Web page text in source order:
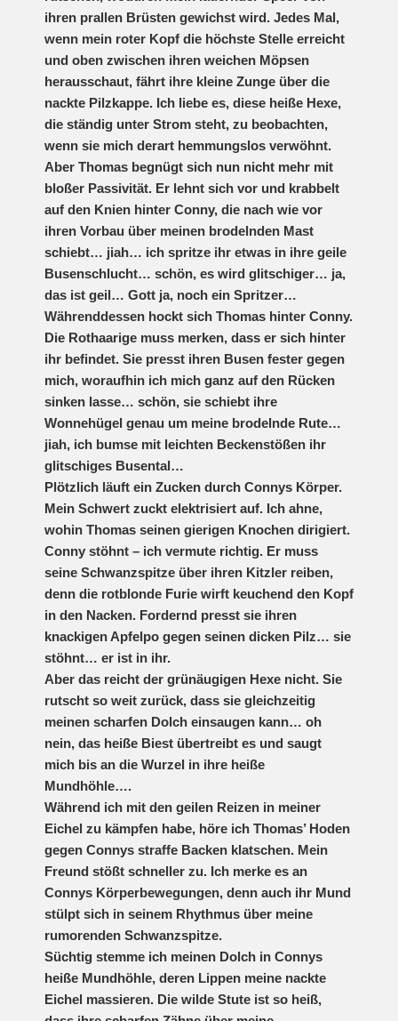
ihren prallen Brüsten gewichst wird. Jedes Mal,
wenn mein roter Kopf die höchste Stelle erreicht
und oben zwischen ihren weichen Möpsen
herausschaut, fährt ihre kleine Zunge über die
nackte Pilzkappe. Ich liebe es, diese heiße Hexe,
die ständig unter Strom steht, zu beobachten,
wenn sie mich derart hemmungslos verwöhnt.
Aber Thomas begnügt sich nun nicht mehr mit
bloßer Passivität. Er lehnt sich vor und krabbelt
auf den Knien hinter Conny, die nach wie vor
ihren Vorbau über meinen brodelnden Mast
schiebt… jiah… ich spritze ihr etwas in ihre geile
Busenschlucht… schön, es wird glitschiger… ja,
das ist geil… Gott ja, noch ein Spritzer…
Währenddessen hockt sich Thomas hinter Conny.
Die Rothaarige muss merken, dass er sich hinter
ihr befindet. Sie presst ihren Busen fester gegen
mich, woraufhin ich mich ganz auf den Rücken
sinken lasse… schön, sie schiebt ihre
Wonnehügel genau um meine brodelnde Rute…
jiah, ich bumse mit leichten Beckenstößen ihr
glitschiges Busental…
Plötzlich läuft ein Zucken durch Connys Körper.
Mein Schwert zuckt elektrisiert auf. Ich ahne,
wohin Thomas seinen gierigen Knochen dirigiert.
Conny stöhnt – ich vermute richtig. Er muss
seine Schwanzspitze über ihren Kitzler reiben,
denn die rotblonde Furie wirft keuchend den Kopf
in den Nacken. Fordernd presst sie ihren
knackigen Apfelpo gegen seinen dicken Pilz… sie
stöhnt… er ist in ihr.
Aber das reicht der grünäugigen Hexe nicht. Sie
rutscht so weit zurück, dass sie gleichzeitig
meinen scharfen Dolch einsaugen kann… oh
nein, das heiße Biest übertreibt es und saugt
mich bis an die Wurzel in ihre heiße
Mundhöhle….
Während ich mit den geilen Reizen in meiner
Eichel zu kämpfen habe, höre ich Thomas’ Hoden
gegen Connys straffe Backen klatschen. Mein
Freund stößt schneller zu. Ich merke es an
Connys Körperbewegungen, denn auch ihr Mund
stülpt sich in seinem Rhythmus über meine
rumorenden Schwanzspitze.
Süchtig stemme ich meinen Dolch in Connys
heiße Mundhöhle, deren Lippen meine nackte
Eichel massieren. Die wilde Stute ist so heiß,